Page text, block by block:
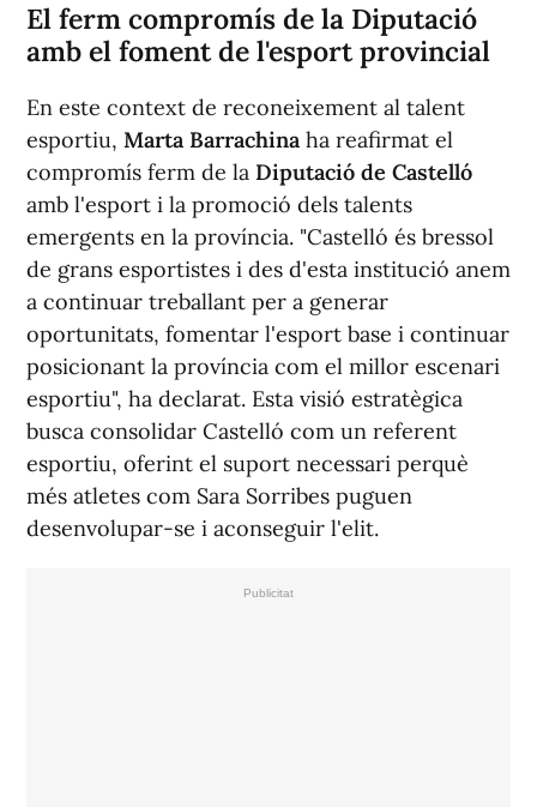
El ferm compromís de la Diputació
amb el foment de l'esport provincial
En este context de reconeixement al talent
esportiu, Marta Barrachina ha reafirmat el
compromís ferm de la Diputació de Castelló
amb l'esport i la promoció dels talents
emergents en la província. "Castelló és bressol
de grans esportistes i des d'esta institució anem
a continuar treballant per a generar
oportunitats, fomentar l'esport base i continuar
posicionant la província com el millor escenari
esportiu", ha declarat. Esta visió estratègica
busca consolidar Castelló com un referent
esportiu, oferint el suport necessari perquè
més atletes com Sara Sorribes puguen
desenvolupar-se i aconseguir l'elit.